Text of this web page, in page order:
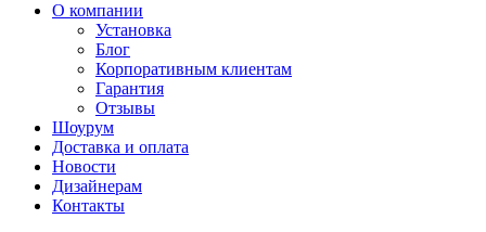
О компании
Установка
Блог
Корпоративным клиентам
Гарантия
Отзывы
Шоурум
Доставка и оплата
Новости
Дизайнерам
Контакты